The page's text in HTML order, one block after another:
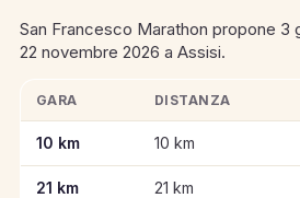
San Francesco Marathon propone 3
22 novembre 2026 a Assisi.
Informazioni chiave sulle gare di San
GARA DISTANZA
10 km 10 km
21 km 21 km